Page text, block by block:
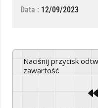
Data : 12/09/2023
Naciśnij przycisk odtwarzania, aby odsłuchać tę
zawartość